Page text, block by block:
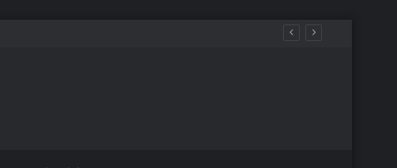
Bir Süreçte Hep Birlikte Taşın Altına Elimizi Koyalım